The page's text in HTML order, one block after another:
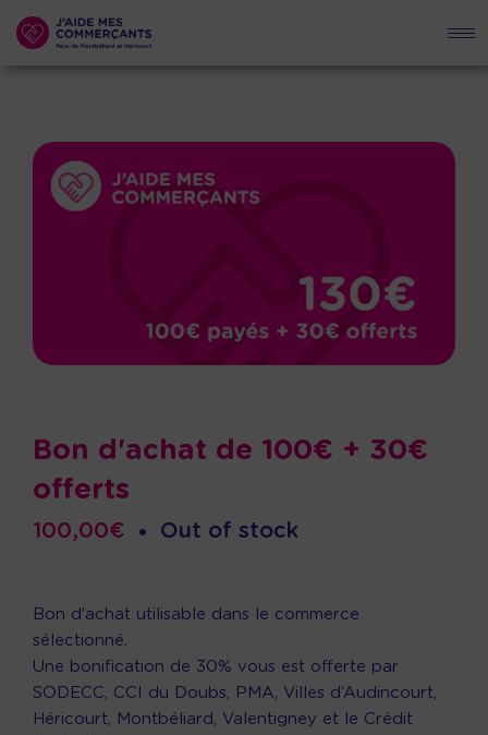
Bon d'achat de 100€ + 30€
offerts
100,00€ • Out of stock
Bon d’achat utilisable dans le commerce
sélectionné.
Une bonification de 30% vous est offerte par
SODECC, CCI du Doubs, PMA, Villes d’Audincourt,
Héricourt, Montbéliard, Valentigney et le Crédit